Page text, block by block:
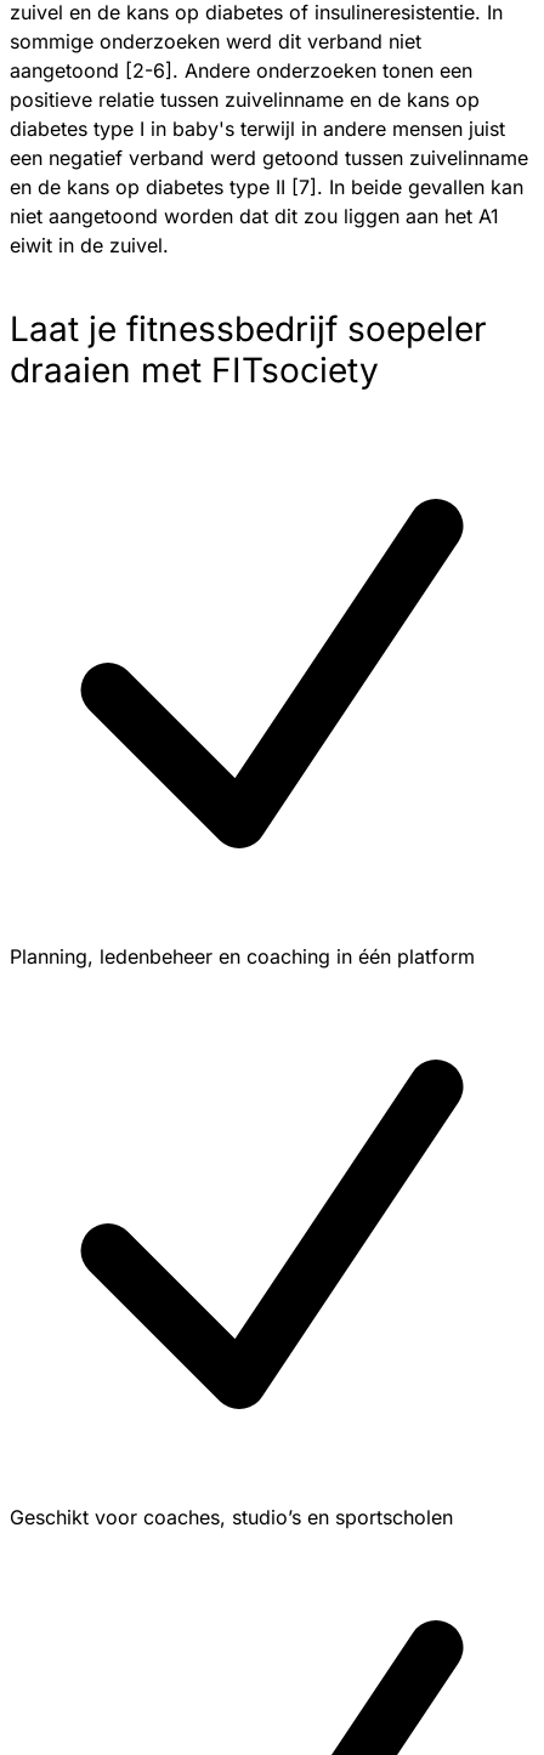
zuivel en de kans op diabetes of insulineresistentie. In
sommige onderzoeken werd dit verband niet
aangetoond [2-6]. Andere onderzoeken tonen een
positieve relatie tussen zuivelinname en de kans op
diabetes type I in baby's terwijl in andere mensen juist
een negatief verband werd getoond tussen zuivelinname
en de kans op diabetes type II [7]. In beide gevallen kan
niet aangetoond worden dat dit zou liggen aan het A1
eiwit in de zuivel.
Laat je fitnessbedrijf soepeler
draaien met FITsociety
Planning, ledenbeheer en coaching in één platform
Geschikt voor coaches, studio’s en sportscholen